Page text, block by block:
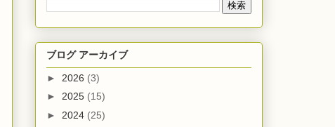
ブログ アーカイブ
► 2026 (3)
► 2025 (15)
► 2024 (25)